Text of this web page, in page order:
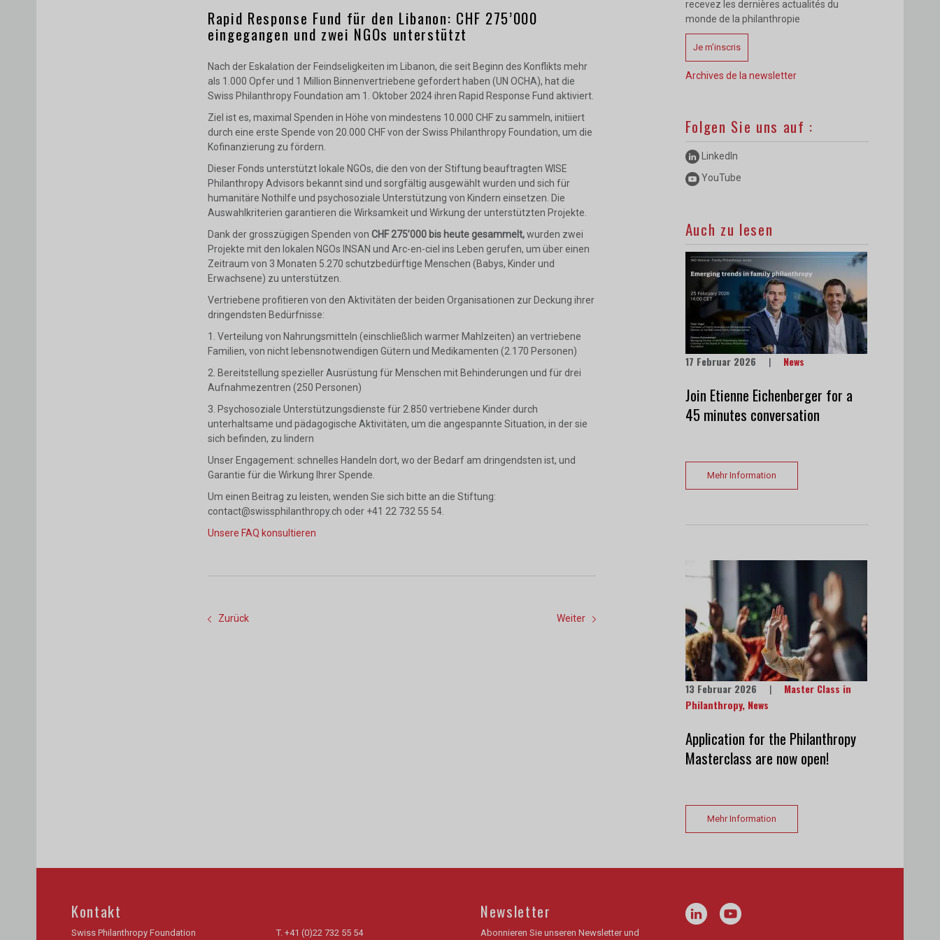
Rapid Response Fund für den Libanon: CHF 275’000
eingegangen und zwei NGOs unterstützt
Nach der Eskalation der Feindseligkeiten im Libanon, die seit Beginn des Konflikts mehr
als 1.000 Opfer und 1 Million Binnenvertriebene gefordert haben (UN OCHA), hat die
Swiss Philanthropy Foundation am 1. Oktober 2024 ihren Rapid Response Fund aktiviert.
Ziel ist es, maximal Spenden in Höhe von mindestens 10.000 CHF zu sammeln, initiiert
durch eine erste Spende von 20.000 CHF von der Swiss Philanthropy Foundation, um die
Kofinanzierung zu fördern.
Dieser Fonds unterstützt lokale NGOs, die den von der Stiftung beauftragten WISE
Philanthropy Advisors bekannt sind und sorgfältig ausgewählt wurden und sich für
humanitäre Nothilfe und psychosoziale Unterstützung von Kindern einsetzen. Die
Auswahlkriterien garantieren die Wirksamkeit und Wirkung der unterstützten Projekte.
Dank der grosszügigen Spenden von CHF 275’000 bis heute gesammelt,wurden zwei
Projekte mit den lokalen NGOs INSAN und Arc-en-ciel ins Leben gerufen, um über einen
Zeitraum von 3 Monaten 5.270 schutzbedürftige Menschen (Babys, Kinder und
Erwachsene) zu unterstützen.
Vertriebene profitieren von den Aktivitäten der beiden Organisationen zur Deckung ihrer
dringendsten Bedürfnisse:
1. Verteilung von Nahrungsmitteln (einschließlich warmer Mahlzeiten) an vertriebene
Familien, von nicht lebensnotwendigen Gütern und Medikamenten (2.170 Personen)
2. Bereitstellung spezieller Ausrüstung für Menschen mit Behinderungen und für drei
Aufnahmezentren (250 Personen)
3. Psychosoziale Unterstützungsdienste für 2.850 vertriebene Kinder durch
unterhaltsame und pädagogische Aktivitäten, um die angespannte Situation, in der sie
sich befinden, zu lindern
Unser Engagement: schnelles Handeln dort, wo der Bedarf am dringendsten ist, und
Garantie für die Wirkung Ihrer Spende.
Um einen Beitrag zu leisten, wenden Sie sich bitte an die Stiftung:
contact@swissphilanthropy.ch oder +41 22 732 55 54.
Unsere FAQ konsultieren
Zurück Weiter
recevez les dernières actualités du
monde de la philanthropie
Je m’inscris
Archives de la newsletter
Folgen Sie uns auf :
LinkedIn
YouTube
Auch zu lesen
17 Februar 2026 | News
Join Etienne Eichenberger for a
45 minutes conversation
Mehr Information
13 Februar 2026 |
Master Class in
Philanthropy, News
Application for the Philanthropy
Masterclass are now open!
Mehr Information
Kontakt
Swiss Philanthropy Foundation T. +41 (0)22 732 55 54
Newsletter
Abonnieren Sie unseren Newsletter und